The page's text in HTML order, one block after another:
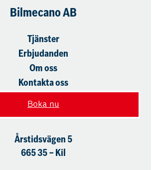
Bilmecano AB
Tjänster
Erbjudanden
Om oss
Kontakta oss
Boka nu
Årstidsvägen 5
665 35 – Kil